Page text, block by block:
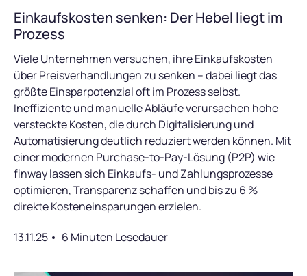
Einkaufskosten senken: Der Hebel liegt im
Prozess
Viele Unternehmen versuchen, ihre Einkaufskosten
über Preisverhandlungen zu senken – dabei liegt das
größte Einsparpotenzial oft im Prozess selbst.
Ineffiziente und manuelle Abläufe verursachen hohe
versteckte Kosten, die durch Digitalisierung und
Automatisierung deutlich reduziert werden können. Mit
einer modernen Purchase-to-Pay-Lösung (P2P) wie
finway lassen sich Einkaufs- und Zahlungsprozesse
optimieren, Transparenz schaffen und bis zu 6 %
direkte Kosteneinsparungen erzielen.
13.11.25 6 Minuten Lesedauer